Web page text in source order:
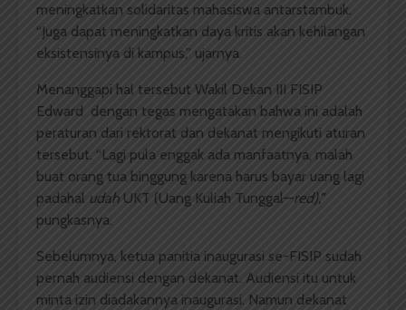
meningkatkan solidaritas mahasiswa antarstambuk.
“Juga dapat meningkatkan daya kritis akan kehilangan
eksistensinya di kampus,” ujarnya.
Menanggapi hal tersebut Wakil Dekan III FISIP
Edward dengan tegas mengatakan bahwa ini adalah
peraturan dari rektorat dan dekanat mengikuti aturan
tersebut. “Lagi pula enggak ada manfaatnya, malah
buat orang tua binggung karena harus bayar uang lagi
padahal udah UKT (Uang Kuliah Tunggal—red),”
pungkasnya.
Sebelumnya, ketua panitia inaugurasi se-FISIP sudah
pernah audiensi dengan dekanat. Audiensi itu untuk
minta izin diadakannya inaugurasi. Namun dekanat